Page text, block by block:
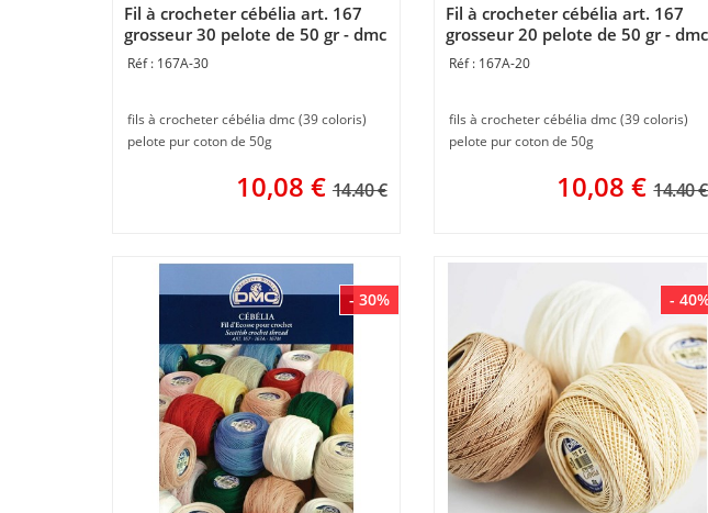
Fil à crocheter cébélia art. 167
grosseur 30 pelote de 50 gr - dmc
167A-30
fils à crocheter cébélia dmc (39 coloris)
pelote pur coton de 50g
10,08 € 14.40 €
Fil à crocheter cébélia art. 167
grosseur 20 pelote de 50 gr - dmc
167A-20
fils à crocheter cébélia dmc (39 coloris)
pelote pur coton de 50g
10,08 € 14.40 €
- 30% -